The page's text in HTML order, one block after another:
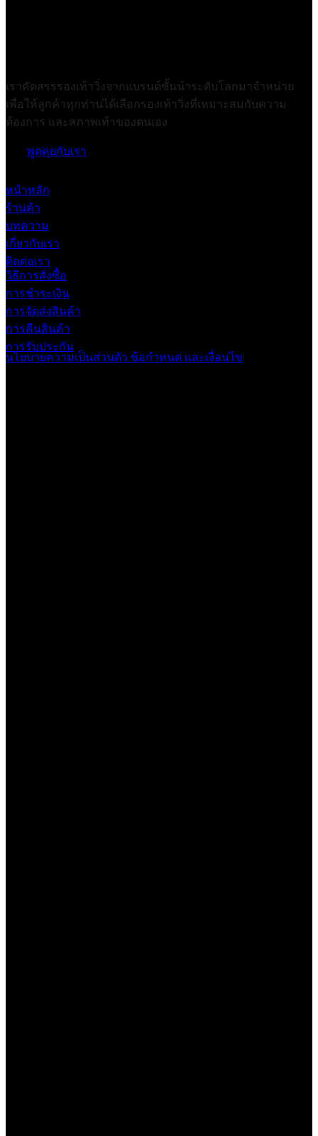
เราคัดสรรรองเท้าวิ่งจากแบรนด์ชั้นนำระดับโลกมาจำหน่าย
เพื่อให้ลูกค้าทุกท่านได้เลือกรองเท้าวิ่งที่เหมาะสมกับความ
ต้องการ และสภาพเท้าของตนเอง
พูดคุยกับเรา
หน้าหลัก
ร้านค้า
บทความ
เกี่ยวกับเรา
ติดต่อเรา
วิธีการสั่งซื้อ
การชำระเงิน
การจัดส่งสินค้า
การคืนสินค้า
การรับประกัน
นโยบายความเป็นส่วนตัว ข้อกำหนด และเงื่อนไข